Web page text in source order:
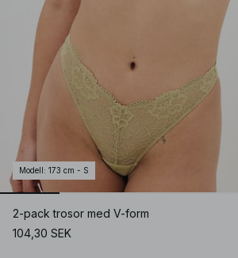
Modell : 173 cm - S
2-pack trosor med V-form
104,30 SEK